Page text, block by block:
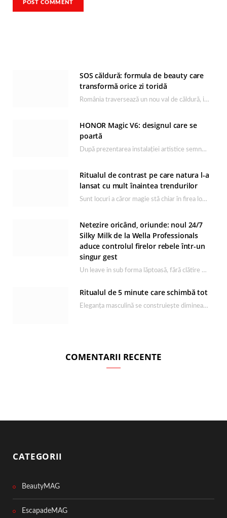
SOS căldură: formula de beauty care
transformă orice zi toridă
România traversează un nou val de căldură, iar rutina de îngrijire capătă un rol esențial…
HONOR Magic V6: designul care se
poartă
După prezentarea instalației artistice semnată de Catrinel Săbăciag în cadrul evenimentului de lansare HONOR Magic…
Ritualul de contrast pe care natura l-a
lansat cu mult înaintea trendurilor
Sunt locuri a căror magie stă chiar în firea lor naturală, iar Lacul Ursu din…
Netezire oricând, oriunde: noul 24/7
Silky Milk de la Wella Professionals
aduce controlul firelor rebele într-un
singur gest
Un leave in sub forma lăptoasă, fără clătire care completează rutina Ultimate Smooth și transformă…
Ritualul de 5 minute care schimbă tot
Eleganța masculină se construiește dimineața, în câteva minute și cu produsele potrivite. O rutină de…
COMENTARII RECENTE
CATEGORII
BeautyMAG
EscapadeMAG